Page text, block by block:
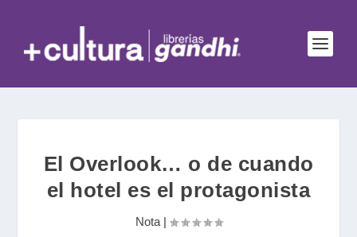
El Overlook… o de cuando
el hotel es el protagonista
Nota|